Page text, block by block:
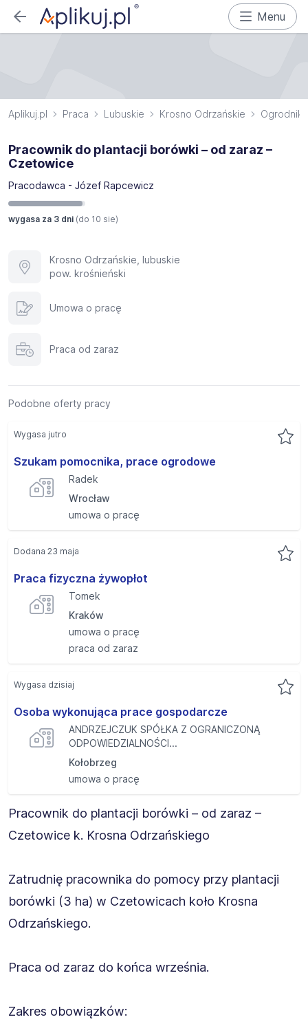
Menu
Aplikuj.pl Praca Lubuskie Krosno Odrzańskie Ogrodnik
Pracownik do plantacji borówki – od zaraz –
Czetowice
Pracodawca - Józef Rapcewicz
wygasa za 3 dni (do 10 sie)
Krosno Odrzańskie, lubuskie
pow. krośnieński
Umowa o pracę
Praca od zaraz
Podobne oferty pracy
Szukam pomocnika, prace ogrodowe
Radek
Wrocław
umowa o pracę
Wygasa jutro
Praca fizyczna żywopłot
Tomek
Kraków
umowa o pracę
praca od zaraz
Dodana 23 maja
Osoba wykonująca prace gospodarcze
ANDRZEJCZUK SPÓŁKA Z OGRANICZONĄ
ODPOWIEDZIALNOŚCI...
Kołobrzeg
umowa o pracę
Wygasa dzisiaj
Pracownik do plantacji borówki – od zaraz –
Czetowice k. Krosna Odrzańskiego
Zatrudnię pracownika do pomocy przy plantacji
borówki (3 ha) w Czetowicach koło Krosna
Odrzańskiego.
Praca od zaraz do końca września.
Zakres obowiązków: